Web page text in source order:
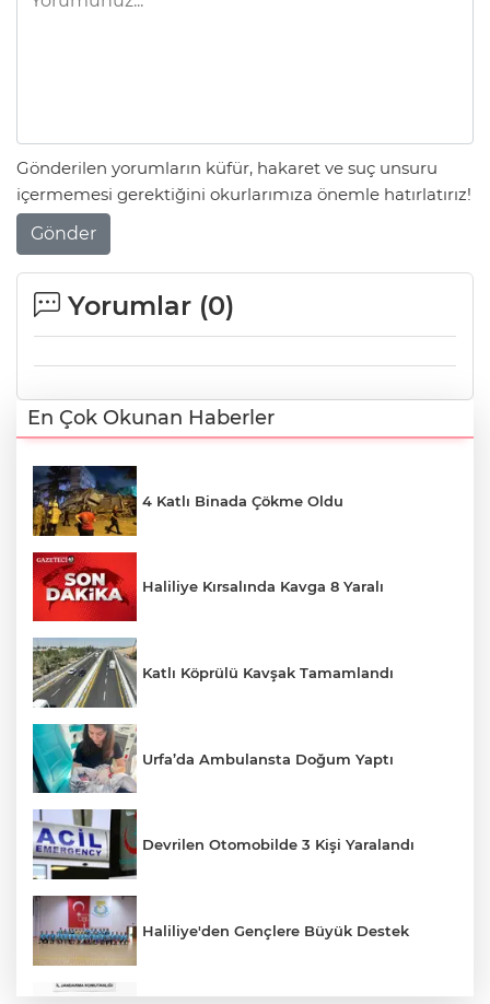
Gönderilen yorumların küfür, hakaret ve suç unsuru
içermemesi gerektiğini okurlarımıza önemle hatırlatırız!
Gönder
Yorumlar (0)
En Çok Okunan Haberler
4 Katlı Binada Çökme Oldu
Haliliye Kırsalında Kavga 8 Yaralı
Katlı Köprülü Kavşak Tamamlandı
Urfa’da Ambulansta Doğum Yaptı
Devrilen Otomobilde 3 Kişi Yaralandı
Haliliye'den Gençlere Büyük Destek